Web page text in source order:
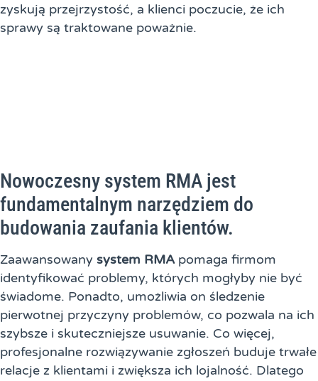
zyskują przejrzystość, a klienci poczucie, że ich
sprawy są traktowane poważnie.
Nowoczesny system RMA jest
fundamentalnym narzędziem do
budowania zaufania klientów.
Zaawansowany system RMApomaga firmom
identyfikować problemy, których mogłyby nie być
świadome. Ponadto, umożliwia on śledzenie
pierwotnej przyczyny problemów, co pozwala na ich
szybsze i skuteczniejsze usuwanie. Co więcej,
profesjonalne rozwiązywanie zgłoszeń buduje trwałe
relacje z klientami i zwiększa ich lojalność. Dlatego